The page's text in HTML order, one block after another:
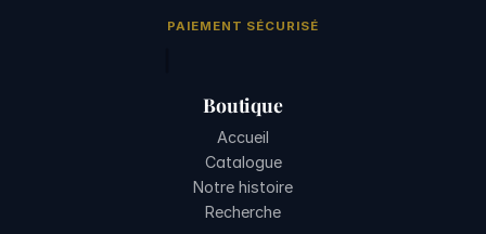
PAIEMENT SÉCURISÉ
Boutique
Accueil
Catalogue
Notre histoire
Recherche